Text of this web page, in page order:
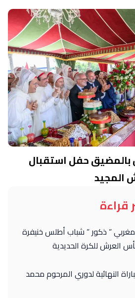
بالمضيق حفل استقبال
المجيد
قراءة
” ذكور ” شباب أطلس خنيفرة
العرش للكرة الحديدية
النهائية لدوري المرحوم محمد